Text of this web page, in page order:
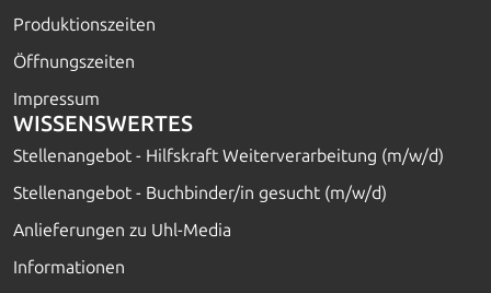
Produktionszeiten
Öffnungszeiten
Impressum
WISSENSWERTES
Stellenangebot - Hilfskraft Weiterverarbeitung (m/w/d)
Stellenangebot - Buchbinder/in gesucht (m/w/d)
Anlieferungen zu Uhl-Media
Informationen